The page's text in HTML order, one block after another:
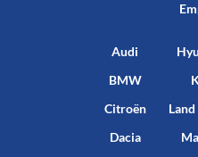
Audi
BMW
Citroën
Dacia